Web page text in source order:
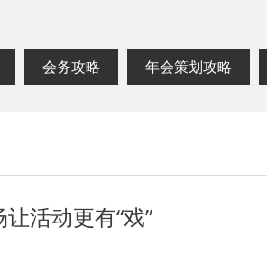
会务攻略 年会策划攻略
活动更有“戏”